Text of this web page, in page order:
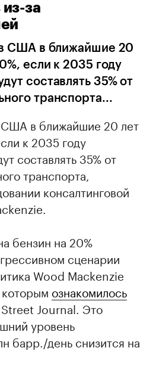
за
США в ближайшие 20
если к 2035 году
составлять 35% от
транспорта...
в ближайшие 20 лет
к 2035 году
составлять 35% от
транспорта,
консалтинговой
бензин на 20%
сценарии
Wood Mackenzie
ознакомилось
Journal. Это
уровень
барр./день снизится на